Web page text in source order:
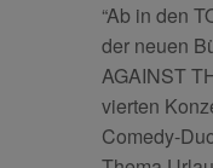
“Ab in den
der neuen
AGAINST
vierten
Comedy-